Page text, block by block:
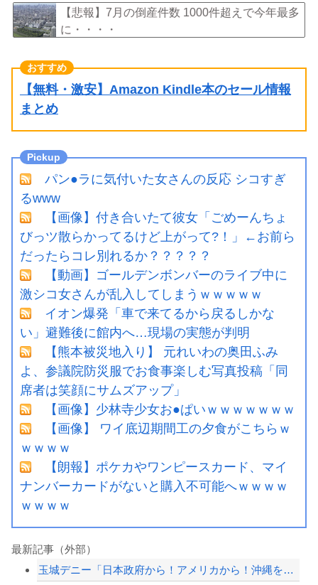
【悲報】7月の倒産件数 1000件超えで今年最多
に・・・・
【無料・激安】Amazon Kindle本のセール情報
まとめ
パン●ラに気付いた女さんの反応 シコすぎ
るwww
【画像】付き合いたて彼女「ごめーんちょ
びっツ散らかってるけど上がって?！」←お前ら
だったらコレ別れるか？？？？？
【動画】ゴールデンボンバーのライブ中に
激シコ女さんが乱入してしまうｗｗｗｗｗ
イオン爆発「車で来てるから戻るしかな
い」避難後に館内へ…現場の実態が判明
【熊本被災地入り】 元れいわの奥田ふみ
よ、参議院防災服でお食事楽しむ写真投稿「同
席者は笑顔にサムズアップ」
【画像】少林寺少女お●ぱいｗｗｗｗｗｗｗ
【画像】 ワイ底辺期間工の夕食がこちらｗ
ｗｗｗｗ
【朗報】ポケカやワンピースカード、マイ
ナンバーカードがないと購入不可能へｗｗｗｗ
ｗｗｗｗ
最新記事（外部）
玉城デニー「日本政府から！アメリカから！沖縄を取り戻す！」